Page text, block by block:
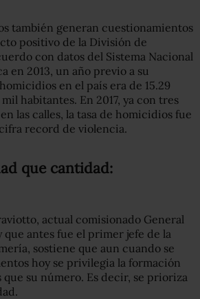
también generan cuestionamientos
positivo de la División de
con datos del Sistema Nacional
en 2013, un año previo a su
en el país era de 15.29
habitantes. En 2017, ya con tres
las calles, la tasa de homicidios fue
record de violencia.
que cantidad:
actual comisionado General
que antes fue el primer jefe de la
sostiene que aun cuando se
hoy se privilegia la formación
que su número. Es decir, se prioriza